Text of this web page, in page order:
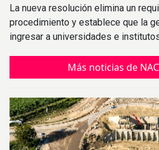
La nueva resolución elimina un
procedimiento y establece que la
ingresar a universidades e
Más noticias de